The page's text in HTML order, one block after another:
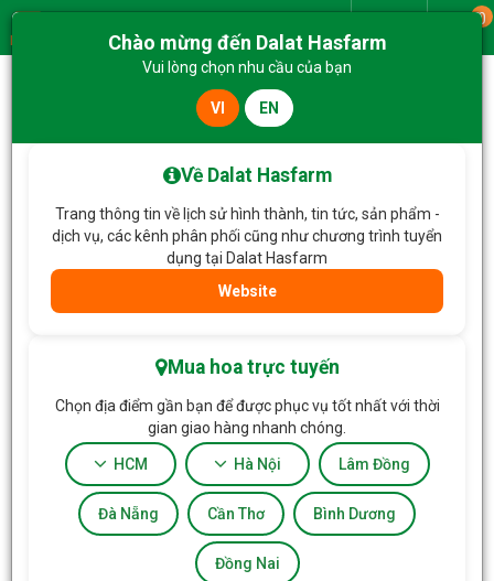
Menu
0
Chậu Hoa Thiết Kế Trường Thọ 020
Chào mừng đến Dalat Hasfarm
Vui lòng chọn nhu cầu của bạn
VI EN
Về Dalat Hasfarm
Trang thông tin về lịch sử hình thành, tin tức, sản phẩm -
dịch vụ, các kênh phân phối cũng như chương trình tuyển
dụng tại Dalat Hasfarm
Website
Mua hoa trực tuyến
Chọn địa điểm gần bạn để được phục vụ tốt nhất với thời
gian giao hàng nhanh chóng.
HCM Hà Nội Lâm Đồng
Đà Nẵng Cần Thơ Bình Dương
Đồng Nai